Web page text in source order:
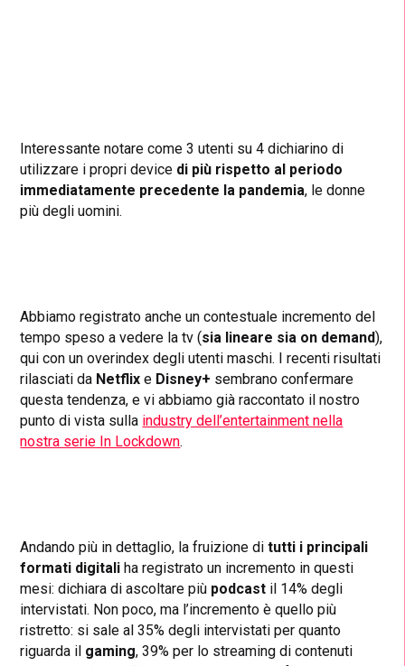
Interessante notare come 3 utenti su 4 dichiarino di
utilizzare i propri device di più rispetto al periodo
immediatamente precedente la pandemia, le donne
più degli uomini.
Abbiamo registrato anche un contestuale incremento del
tempo speso a vedere la tv (sia lineare sia on demand),
qui con un overindex degli utenti maschi. I recenti risultati
rilasciati da Netflix e Disney+ sembrano confermare
questa tendenza, e vi abbiamo già raccontato il nostro
punto di vista sulla industry dell’entertainment nella
nostra serie In Lockdown.
Andando più in dettaglio, la fruizione ditutti i principali
formati digitali ha registrato un incremento in questi
mesi: dichiara di ascoltare più podcast il 14% degli
intervistati. Non poco, ma l’incremento è quello più
ristretto: si sale al 35% degli intervistati per quanto
riguarda il gaming, 39% per lo streaming di contenuti